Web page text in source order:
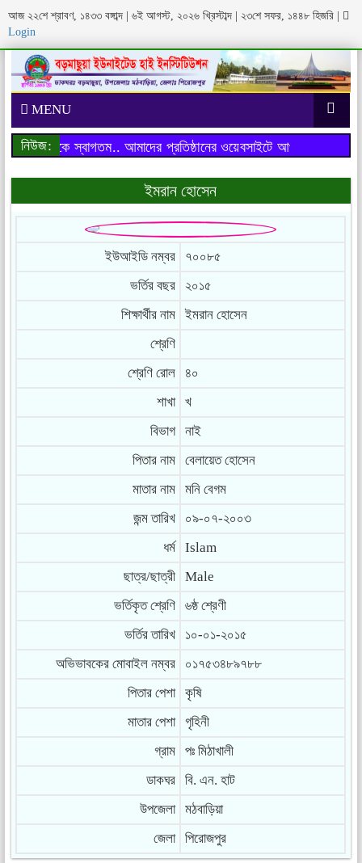
আজ ২২শে শ্রাবণ, ১৪৩৩ বঙ্গাব্দ | ৬ই আগস্ট, ২০২৬ খ্রিস্টাব্দ | ২৩শে সফর, ১৪৪৮ হিজরি
Login
MENU
নিউজ: আমাদের প্রতিষ্ঠানের ওয়েবসাইটে আপনাকে স্বাগতম..
আপনাকে স্বাগতম..
ইমরান হোসেন
ইউআইডি নম্বর
৭০০৮৫
ভর্তির বছর
২০১৫
শিক্ষার্থীর নাম
ইমরান হোসেন
শ্রেণি
শ্রেণি রোল
৪০
শাখা
খ
বিভাগ
নাই
পিতার নাম
বেলায়েত হোসেন
মাতার নাম
মনি বেগম
জন্ম তারিখ
০৯-০৭-২০০৩
ধর্ম
Islam
ছাত্র/ছাত্রী
Male
ভর্তিকৃত শ্রেণি
৬ষ্ঠ শ্রেণী
ভর্তির তারিখ
১০-০১-২০১৫
অভিভাবকের মোবাইল নম্বর
০১৭৫৩৪৮৯৭৮৮
পিতার পেশা
কৃষি
মাতার পেশা
গৃহিনী
গ্রাম
পঃ মিঠাখালী
ডাকঘর
বি. এন. হাট
উপজেলা
মঠবাড়িয়া
জেলা
পিরোজপুর